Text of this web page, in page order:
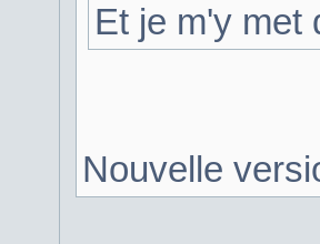
Et je m'y met
Nouvelle